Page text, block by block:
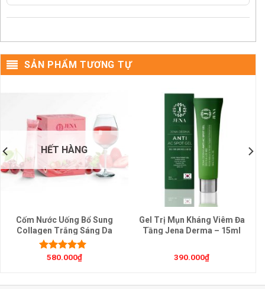
SẢN PHẨM TƯƠNG TỰ
HẾT HÀNG
Cốm Nước Uống Bổ Sung
Collagen Trắng Sáng Da
Jena-30gói (Jena Ultra
Collagen)
Được xếp
580.000₫
Gel Trị Mụn Kháng Viêm Đa
Tầng Jena Derma – 15ml
390.000₫